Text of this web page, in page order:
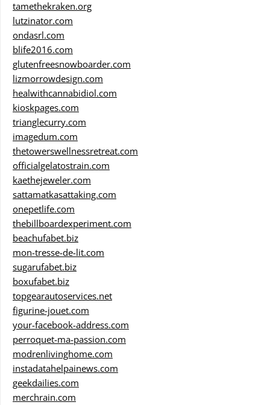
tamethekraken.org
lutzinator.com
ondasrl.com
blife2016.com
glutenfreesnowboarder.com
lizmorrowdesign.com
healwithcannabidiol.com
kioskpages.com
trianglecurry.com
imagedum.com
thetowerswellnessretreat.com
officialgelatostrain.com
kaethejeweler.com
sattamatkasattaking.com
onepetlife.com
thebillboardexperiment.com
beachufabet.biz
mon-tresse-de-lit.com
sugarufabet.biz
boxufabet.biz
topgearautoservices.net
figurine-jouet.com
your-facebook-address.com
perroquet-ma-passion.com
modrenlivinghome.com
instadatahelpainews.com
geekdailies.com
merchrain.com